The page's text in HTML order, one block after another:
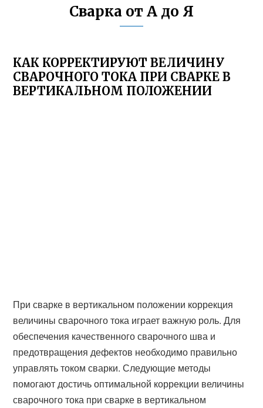
Сварка от А до Я
КАК КОРРЕКТИРУЮТ ВЕЛИЧИНУ
СВАРОЧНОГО ТОКА ПРИ СВАРКЕ В
ВЕРТИКАЛЬНОМ ПОЛОЖЕНИИ
При сварке в вертикальном положении коррекция
величины сварочного тока играет важную роль. Для
обеспечения качественного сварочного шва и
предотвращения дефектов необходимо правильно
управлять током сварки. Следующие методы
помогают достичь оптимальной коррекции величины
сварочного тока при сварке в вертикальном